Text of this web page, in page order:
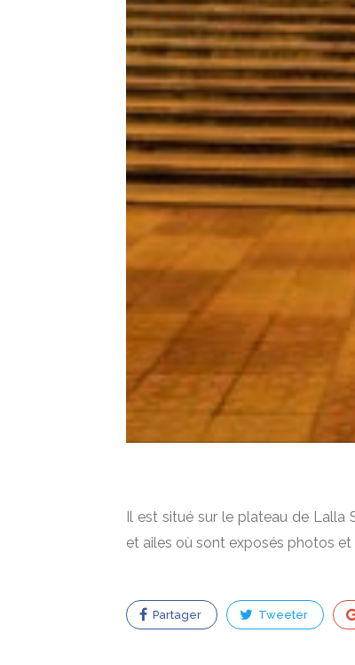
Il est situé sur le plateau de Lalla
et ailes où sont exposés photos
Partager Tweeter